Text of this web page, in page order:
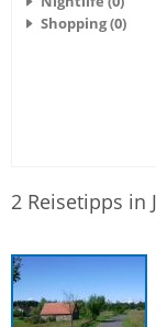
Shopping (0)
2 Reisetipps in